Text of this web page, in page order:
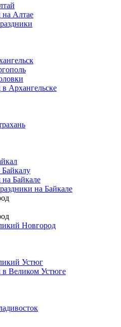
Алтае
Архангельске
Байкале
на Байкале
Новгород
Устюг
Великом Устюге